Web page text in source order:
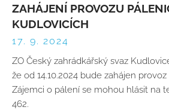
ZAHÁJENÍ PROVOZU
KUDLOVICÍCH
17. 9. 2024
ZO Český zahrádkářský svaz
že od 14.10.2024 bude zahájen
Zájemci o pálení se mohou hlásit na
462.